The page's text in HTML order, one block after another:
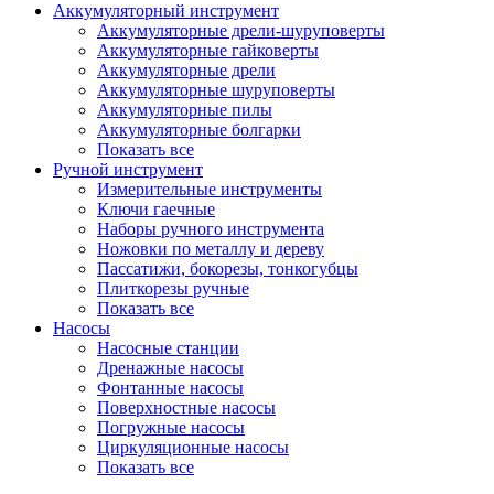
Аккумуляторный инструмент
Аккумуляторные дрели-шуруповерты
Аккумуляторные гайковерты
Аккумуляторные дрели
Аккумуляторные шуруповерты
Аккумуляторные пилы
Аккумуляторные болгарки
Показать все
Ручной инструмент
Измерительные инструменты
Ключи гаечные
Наборы ручного инструмента
Ножовки по металлу и дереву
Пассатижи, бокорезы, тонкогубцы
Плиткорезы ручные
Показать все
Насосы
Насосные станции
Дренажные насосы
Фонтанные насосы
Поверхностные насосы
Погружные насосы
Циркуляционные насосы
Показать все